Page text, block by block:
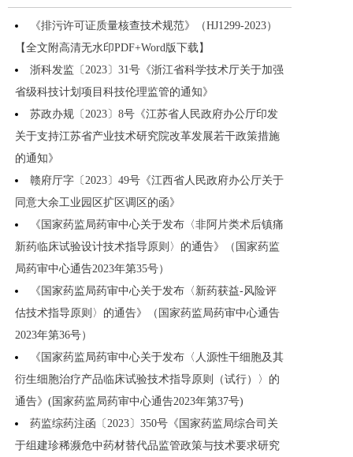
《排污许可证质量核查技术规范》（HJ1299-2023）
【全文附高清无水印PDF+Word版下载】
浙科发监〔2023〕31号《浙江省科学技术厅关于加强
省级科技计划项目科技伦理监管的通知》
苏政办规〔2023〕8号《江苏省人民政府办公厅印发
关于支持江苏省产业技术研究院改革发展若干政策措施
的通知》
赣府厅字〔2023〕49号《江西省人民政府办公厅关于
同意大余工业园区扩区调区的函》
《国家药监局药审中心关于发布〈非阿片类术后镇痛
新药临床试验设计技术指导原则〉的通告》（国家药监
局药审中心通告2023年第35号）
《国家药监局药审中心关于发布〈新药获益-风险评
估技术指导原则〉的通告》（国家药监局药审中心通告
2023年第36号）
《国家药监局药审中心关于发布〈人源性干细胞及其
衍生细胞治疗产品临床试验技术指导原则（试行）〉的
通告》(国家药监局药审中心通告2023年第37号)
药监综药注函〔2023〕350号《国家药监局综合司关
于组建珍稀濒危中药材替代品监管政策与技术要求研究